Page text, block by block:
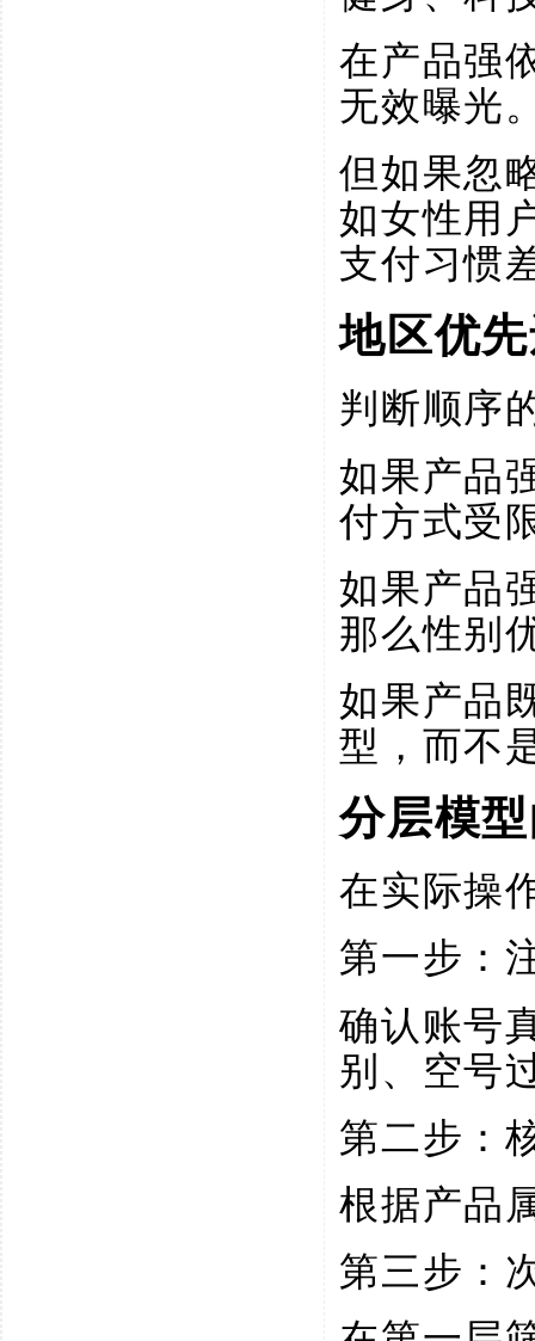
在产品强
无效曝光
但如果忽
如女性用
支付习惯
地区优
判断顺序
如果产品
付方式受
如果产品
那么性别
如果产品
型，而不
分层模
在实际操
第一步：
确认账号
别、空号
第二步：
根据产品
第三步：